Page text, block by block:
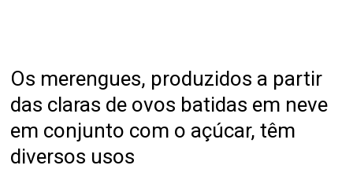
Os merengues, produzidos a partir
das claras de ovos batidas em neve
em conjunto com o açúcar, têm
diversos usos